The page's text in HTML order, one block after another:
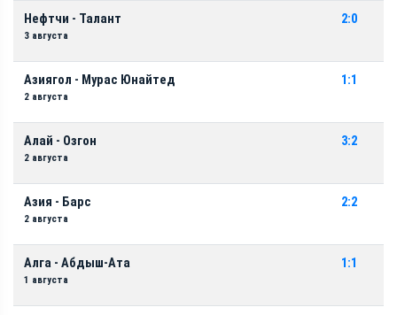
Нефтчи - Талант
3 августа
2:0
Азиягол - Мурас Юнайтед
2 августа
1:1
Алай - Озгон
2 августа
3:2
Азия - Барс
2 августа
2:2
Алга - Абдыш-Ата
1 августа
1:1